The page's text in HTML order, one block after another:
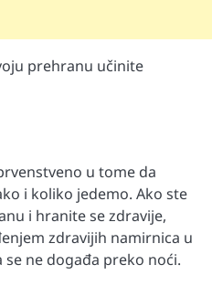
prehranu učinite
u tome da
i koliko jedemo. Ako ste
i hranite se zdravije,
zdravijih namirnica u
ne događa preko noći.